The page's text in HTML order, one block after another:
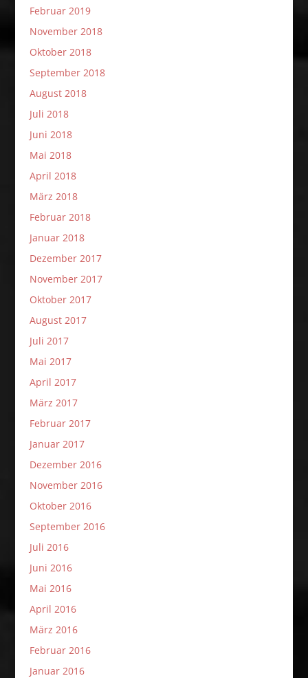
Februar 2019
November 2018
Oktober 2018
September 2018
August 2018
Juli 2018
Juni 2018
Mai 2018
April 2018
März 2018
Februar 2018
Januar 2018
Dezember 2017
November 2017
Oktober 2017
August 2017
Juli 2017
Mai 2017
April 2017
März 2017
Februar 2017
Januar 2017
Dezember 2016
November 2016
Oktober 2016
September 2016
Juli 2016
Juni 2016
Mai 2016
April 2016
März 2016
Februar 2016
Januar 2016